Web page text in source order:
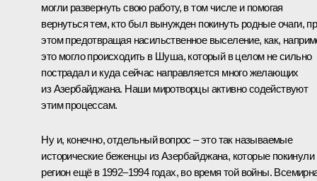
могли развернуть свою работу, в том числе и помогая
вернуться тем, кто был вынужден покинуть родные очаги,
этом предотвращая насильственное выселение, как,
это могло происходить в Шуша, который в целом не сильно
пострадал и куда сейчас направляется много желающих
из Азербайджана. Наши миротворцы активно содействуют
этим процессам.
Ну и, конечно, отдельный вопрос – это так называемые
исторические беженцы из Азербайджана, которые покинули
регион ещё в 1992–1994 годах, во время той войны.